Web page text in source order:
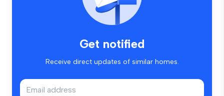
Get notified
Receive direct updates of similar homes.